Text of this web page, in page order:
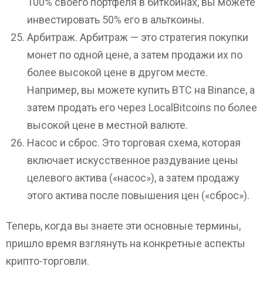
инвестировать 50% его в альткоины.
Арбитраж. Арбитраж — это стратегия покупки
монет по одной цене, а затем продажи их по
более высокой цене в другом месте.
Например, вы можете купить ВТС на Binance, а
затем продать его через LocalBitcoins по более
высокой цене в местной валюте.
Насос и сброс. Это торговая схема, которая
включает искусственное раздувание цены
целевого актива («насос»), а затем продажу
этого актива после повышения цен («сброс»).
Теперь, когда вы знаете эти основные термины,
пришло время взглянуть на конкретные аспекты
крипто-торговли.